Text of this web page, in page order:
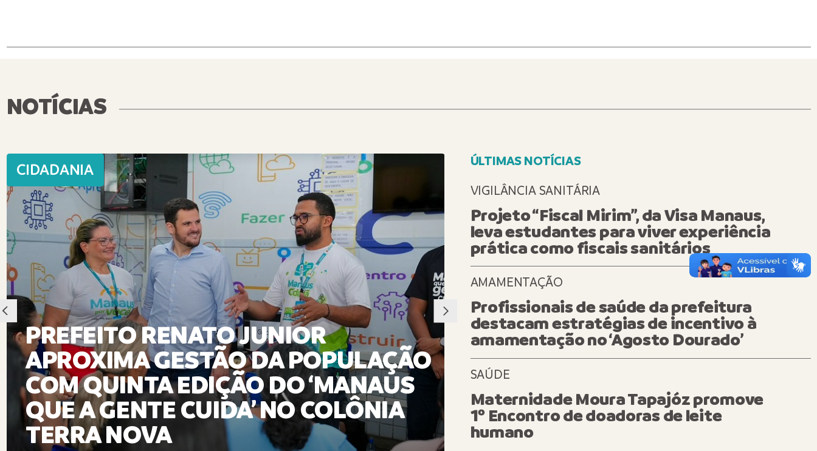
NOTÍCIAS
CIDADANIA
PREFEITO RENATO JUNIOR
APROXIMA GESTÃO DA POPULAÇÃO
COM QUINTA EDIÇÃO DO ‘MANAUS
QUE A GENTE CUIDA’ NO COLÔNIA
TERRA NOVA
REVITALIZAÇÃO
PREFEITURA DE MANAUS
OBRAS DE NOVA USF DE
PORTE NO BAIRRO JAPIIM
ÚLTIMAS NOTÍCIAS
VIGILÂNCIA SANITÁRIA
Projeto “Fiscal Mirim”, da Visa Manaus,
leva estudantes para viver experiência
prática como fiscais sanitários
AMAMENTAÇÃO
Profissionais de saúde da prefeitura
destacam estratégias de incentivo à
amamentação no ‘Agosto Dourado’
SAÚDE
Maternidade Moura Tapajóz promove
1º Encontro de doadoras de leite
humano